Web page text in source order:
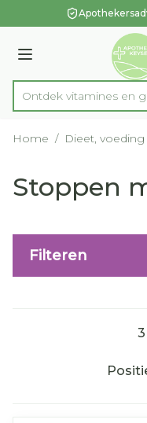
Ga naar de inhoud
Menu
Product, merk,
Ontdek vitamines en
Home / Dieet,
Stoppen
Filteren
3
Sorteer